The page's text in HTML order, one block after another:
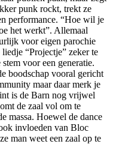
punk rockt, trekt ze
performance. “Hoe wil je
het werkt”. Allemaal
voor eigen parochie
“Projectje” zeker te
voor een generatie.
boodschap vooral gericht
maar daar merk je
is de Barn nog vrijwel
de zaal vol om te
massa. Hoewel de dance
invloeden van Bloc
man weet een zaal op te